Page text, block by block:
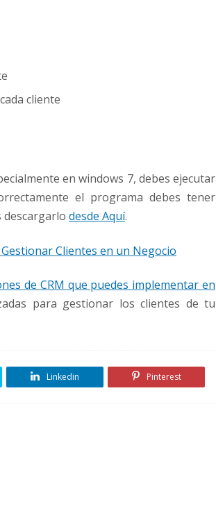
cliente
en windows 7, debes ejecutar
el programa debes tener
descargarlo desde Aquí.
Clientes en un Negocio
de CRM que puedes implementar en
para gestionar los clientes de tu
Linkedin Pinterest